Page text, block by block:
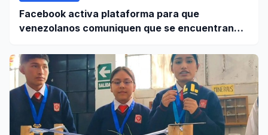
Facebook activa plataforma para que
venezolanos comuniquen que se encuentran